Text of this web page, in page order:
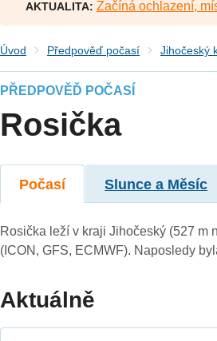
AKTUALITA: Začíná ochlazení,
Úvod Předpověď počasí Jihočeský
PŘEDPOVĚĎ POČASÍ
Rosička
Počasí Slunce a Měsíc
Rosička leží v kraji Jihočeský (527 m
(ICON, GFS, ECMWF). Naposledy
Aktuálně